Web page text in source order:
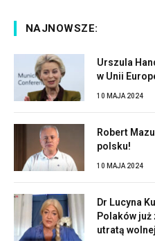
NAJNOWSZE:
Urszula
w Unii
10 MAJA 2024
Robert
polsku!
10 MAJA 2024
Dr Lucyna
Polaków
utratą